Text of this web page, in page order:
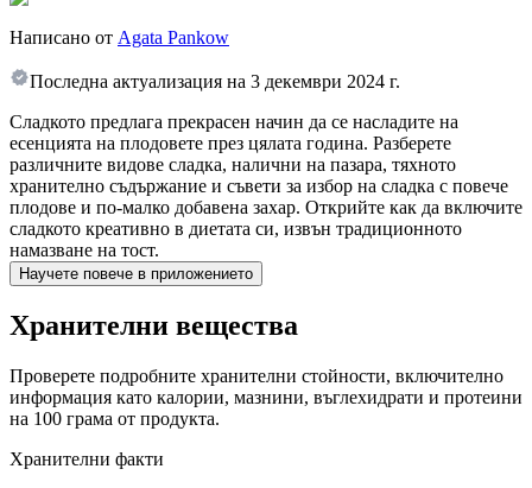
Написано от Agata Pankow
Последна актуализация на 3 декември 2024 г.
Сладкото предлага прекрасен начин да се насладите на
есенцията на плодовете през цялата година. Разберете
различните видове сладка, налични на пазара, тяхното
хранително съдържание и съвети за избор на сладка с повече
плодове и по-малко добавена захар. Открийте как да включите
сладкото креативно в диетата си, извън традиционното
намазване на тост.
Научете повече в приложението
Хранителни вещества
Проверете подробните хранителни стойности, включително
информация като калории, мазнини, въглехидрати и протеини
на 100 грама от продукта.
Хранителни факти